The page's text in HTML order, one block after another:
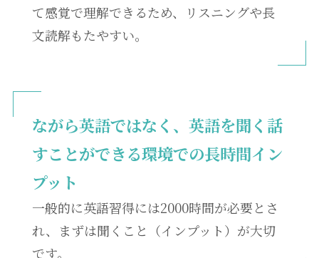
て感覚で理解できるため、リスニングや長
文読解もたやすい。
ながら英語ではなく、英語を聞く話
すことができる環境での長時間イン
プット
一般的に英語習得には2000時間が必要とさ
れ、まずは聞くこと（インプット）が大切
です。